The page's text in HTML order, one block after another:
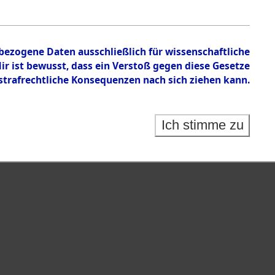
Daten ausschließlich für wissenschaftliche
bewusst, dass ein Verstoß gegen diese Gesetze
Konsequenzen nach sich ziehen kann.
Ich stimme zu